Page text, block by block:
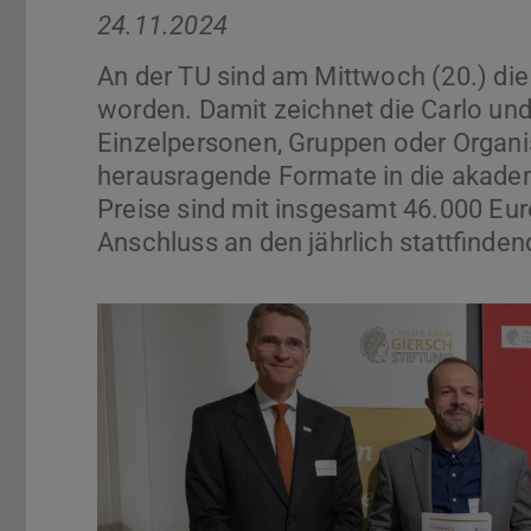
24.11.2024
An der TU sind am Mittwoch (20.)
worden. Damit zeichnet die Carlo
Einzelpersonen, Gruppen oder
herausragende Formate in die
Preise sind mit insgesamt 46.000
Anschluss an den jährlich